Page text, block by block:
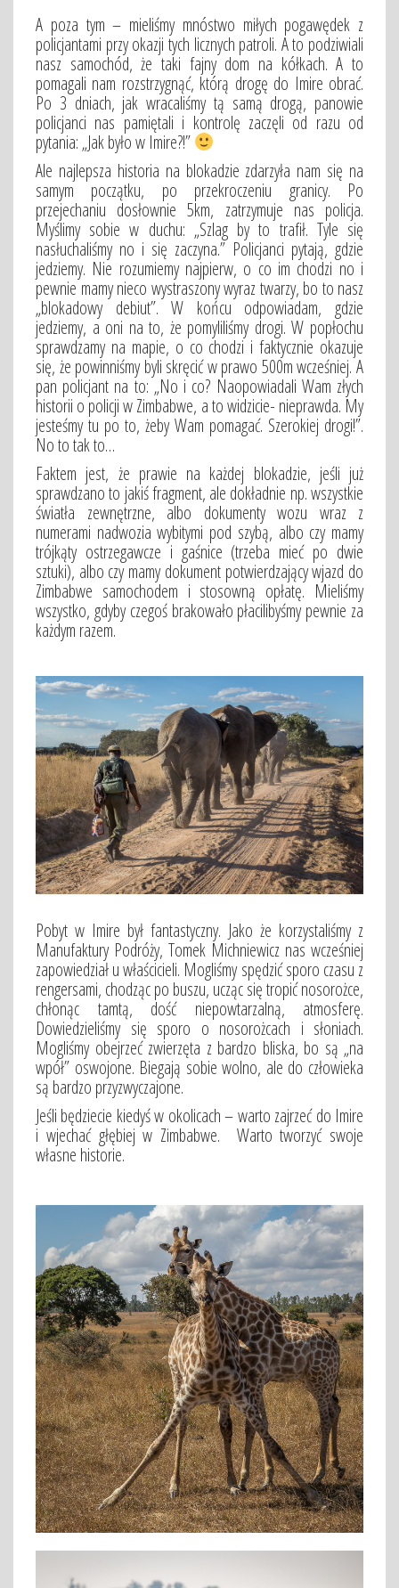
A poza tym – mieliśmy mnóstwo miłych pogawędek z
policjantami przy okazji tych licznych patroli. A to podziwiali
nasz samochód, że taki fajny dom na kółkach. A to
pomagali nam rozstrzygnąć, którą drogę do Imire obrać.
Po 3 dniach, jak wracaliśmy tą samą drogą, panowie
policjanci nas pamiętali i kontrolę zaczęli od razu od
pytania: „Jak było w Imire?!”
Ale najlepsza historia na blokadzie zdarzyła nam się na
samym początku, po przekroczeniu granicy. Po
przejechaniu dosłownie 5km, zatrzymuje nas policja.
Myślimy sobie w duchu: „Szlag by to trafił. Tyle się
nasłuchaliśmy no i się zaczyna.” Policjanci pytają, gdzie
jedziemy. Nie rozumiemy najpierw, o co im chodzi no i
pewnie mamy nieco wystraszony wyraz twarzy, bo to nasz
„blokadowy debiut”. W końcu odpowiadam, gdzie
jedziemy, a oni na to, że pomyliliśmy drogi. W popłochu
sprawdzamy na mapie, o co chodzi i faktycznie okazuje
się, że powinniśmy byli skręcić w prawo 500m wcześniej. A
pan policjant na to: „No i co? Naopowiadali Wam złych
historii o policji w Zimbabwe, a to widzicie- nieprawda. My
jesteśmy tu po to, żeby Wam pomagać. Szerokiej drogi!”.
No to tak to…
Faktem jest, że prawie na każdej blokadzie, jeśli już
sprawdzano to jakiś fragment, ale dokładnie np. wszystkie
światła zewnętrzne, albo dokumenty wozu wraz z
numerami nadwozia wybitymi pod szybą, albo czy mamy
trójkąty ostrzegawcze i gaśnice (trzeba mieć po dwie
sztuki), albo czy mamy dokument potwierdzający wjazd do
Zimbabwe samochodem i stosowną opłatę. Mieliśmy
wszystko, gdyby czegoś brakowało płacilibyśmy pewnie za
każdym razem.
Pobyt w Imire był fantastyczny. Jako że korzystaliśmy z
Manufaktury Podróży, Tomek Michniewicz nas wcześniej
zapowiedział u właścicieli. Mogliśmy spędzić sporo czasu z
rengersami, chodząc po buszu, ucząc się tropić nosorożce,
chłonąc tamtą, dość niepowtarzalną, atmosferę.
Dowiedzieliśmy się sporo o nosorożcach i słoniach.
Mogliśmy obejrzeć zwierzęta z bardzo bliska, bo są „na
wpół” oswojone. Biegają sobie wolno, ale do człowieka
są bardzo przyzwyczajone.
Jeśli będziecie kiedyś w okolicach – warto zajrzeć do Imire
i wjechać głębiej w Zimbabwe. Warto tworzyć swoje
własne historie.